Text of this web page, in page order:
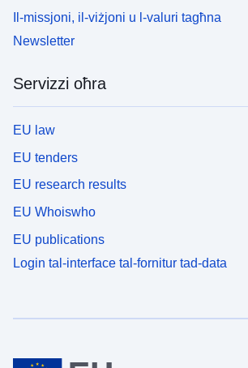
Il-missjoni, il-viżjoni u l-valuri tagħna
Newsletter
Servizzi oħra
EU law
EU tenders
EU research results
EU Whoiswho
EU publications
Login tal-interface tal-fornitur tad-data